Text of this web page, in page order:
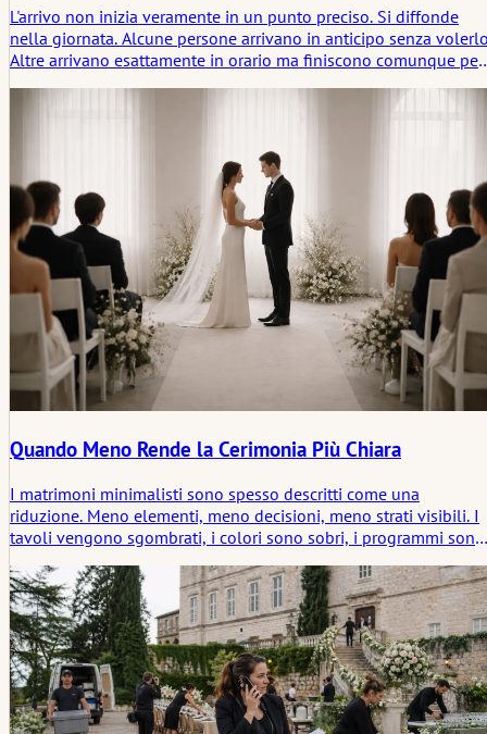
L'arrivo non inizia veramente in un punto preciso. Si diffonde
nella giornata. Alcune persone arrivano in anticipo senza
Altre arrivano esattamente in orario ma finiscono comunque per
all'ingresso, altri mantengono le distanze. Nessuno lo spiega. Si
Quando Meno Rende la Cerimonia Più Chiara
I matrimoni minimalisti sono spesso descritti come una
riduzione. Meno elementi, meno decisioni, meno strati visibili. I
tavoli vengono sgombrati, i colori sono sobri, i programmi sono
confronto a celebrazioni più elaborate.